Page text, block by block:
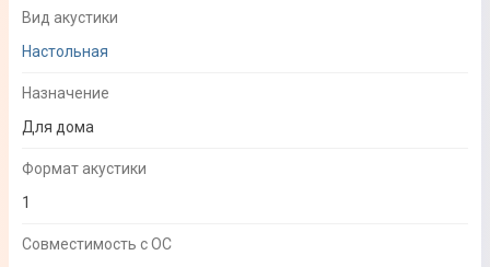
Вид акустики
Настольная
Назначение
Для дома
Формат акустики
1
Совместимость с ОС